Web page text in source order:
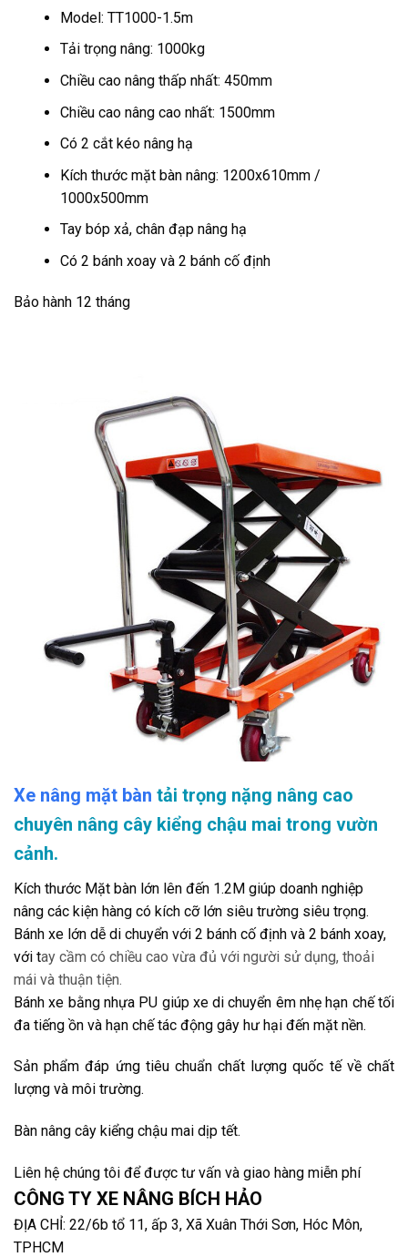
Model: TT1000-1.5m
Tải trọng nâng: 1000kg
Chiều cao nâng thấp nhất: 450mm
Chiều cao nâng cao nhất: 1500mm
Có 2 cắt kéo nâng hạ
Kích thước mặt bàn nâng: 1200x610mm /
1000x500mm
Tay bóp xả, chân đạp nâng hạ
Có 2 bánh xoay và 2 bánh cố định
Bảo hành 12 tháng
Xe nâng mặt bàn tải trọng nặng nâng cao
chuyên nâng cây kiểng chậu mai trong vườn
cảnh.
Kích thước Mặt bàn lớn lên đến 1.2M giúp doanh nghiệp
nâng các kiện hàng có kích cỡ lớn siêu trường siêu trọng.
Bánh xe lớn dễ di chuyển với 2 bánh cố định và 2 bánh xoay,
với tay cầm có chiều cao vừa đủ với người sử dụng, thoải
mái và thuận tiện.
Bánh xe bằng nhựa PU giúp xe di chuyển êm nhẹ hạn chế tối
đa tiếng ồn và hạn chế tác động gây hư hại đến mặt nền.
Sản phẩm đáp ứng tiêu chuẩn chất lượng quốc tế về chất
lượng và môi trường.
Bàn nâng cây kiểng chậu mai dịp tết.
Liên hệ chúng tôi để được tư vấn và giao hàng miễn phí
CÔNG TY XE NÂNG BÍCH HẢO
ĐỊA CHỈ: 22/6b tổ 11, ấp 3, Xã Xuân Thới Sơn, Hóc Môn,
TPHCM